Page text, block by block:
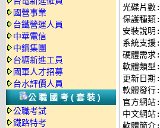
國營事業
台鐵營運人員
中華電信
中鋼集團
台糖新進工員
國軍人才招募
台水評價人員
公職國考(套裝)
公職考試
鐵路特考
光碟片
保護種
安裝說明:
系統支
硬體需求
軟體類型
更新日
軟體發
官方網站:
中文網